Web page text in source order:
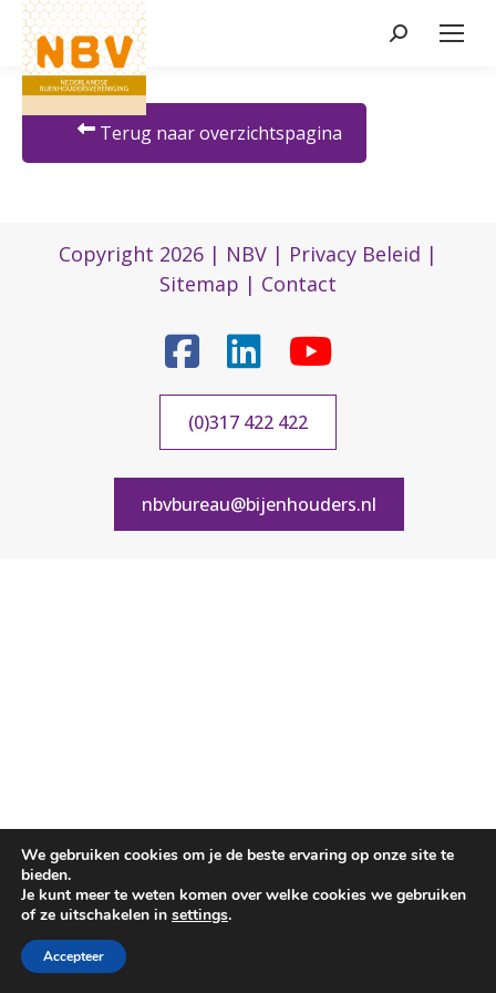
Zoeken:
Terug naar overzichtspagina
Copyright 2026 | NBV | Privacy Beleid |
Sitemap | Contact
(0)317 422 422
nbvbureau@bijenhouders.nl
We gebruiken cookies om je de beste ervaring op onze site te
bieden.
Je kunt meer te weten komen over welke cookies we gebruiken
of ze uitschakelen in settings.
Accepteer